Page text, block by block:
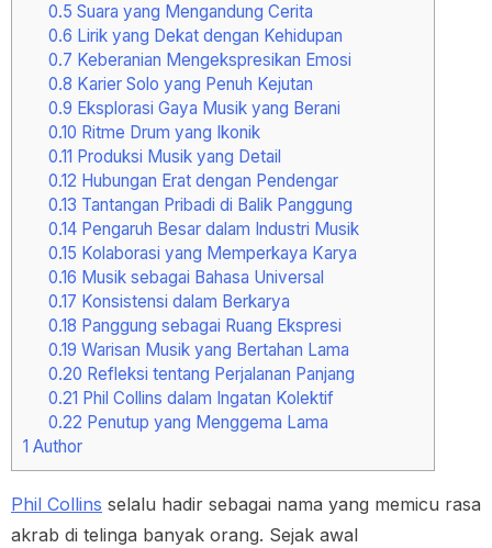
0.5 Suara yang Mengandung Cerita
0.6 Lirik yang Dekat dengan Kehidupan
0.7 Keberanian Mengekspresikan Emosi
0.8 Karier Solo yang Penuh Kejutan
0.9 Eksplorasi Gaya Musik yang Berani
0.10 Ritme Drum yang Ikonik
0.11 Produksi Musik yang Detail
0.12 Hubungan Erat dengan Pendengar
0.13 Tantangan Pribadi di Balik Panggung
0.14Pengaruh Besar dalam Industri Musik
0.15 Kolaborasi yang Memperkaya Karya
0.16 Musik sebagai Bahasa Universal
0.17 Konsistensi dalam Berkarya
0.18 Panggung sebagai Ruang Ekspresi
0.19 Warisan Musik yang Bertahan Lama
0.20 Refleksi tentang Perjalanan Panjang
0.21 Phil Collins dalam Ingatan Kolektif
0.22 Penutup yang Menggema Lama
1 Author
Phil Collins selalu hadir sebagai nama yang memicu rasa
akrab di telinga banyak orang. Sejak awal